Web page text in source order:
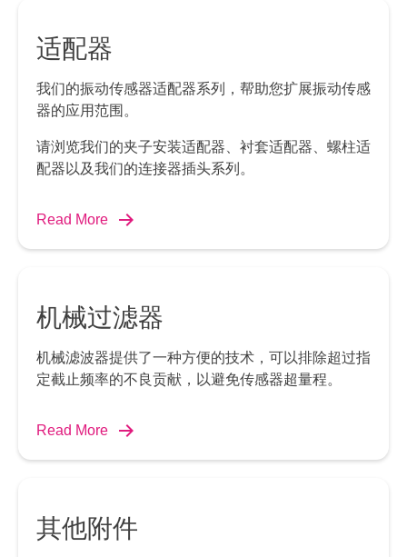
适配器
我们的振动传感器适配器系列，帮助您扩展振动传感
器的应用范围。
请浏览我们的夹子安装适配器、衬套适配器、螺柱适
配器以及我们的连接器插头系列。
Read More
机械过滤器
机械滤波器提供了一种方便的技术，可以排除超过指
定截止频率的不良贡献，以避免传感器超量程。
Read More
其他附件